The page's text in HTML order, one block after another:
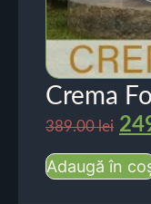
Crema
389.00lei
Adaugă în